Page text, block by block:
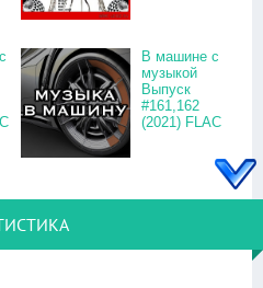
В машине с
музыкой
Выпуск
#161,162
(2021) FLAC